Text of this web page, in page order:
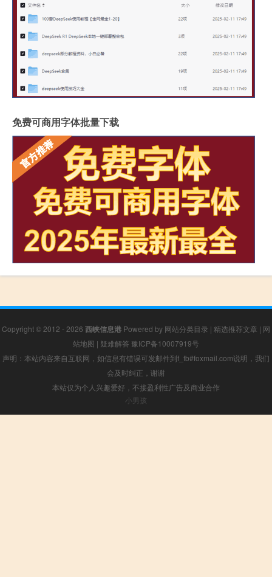
免费可商用字体批量下载
Copyright © 2012 - 2026 西峡信息港 Powered by 网站分类目录 | 精选推荐文章 | 网
站地图 | 疑难解答 豫ICP备10007919号
声明：本站内容来自互联网，如信息有错误可发邮件到f_fb#foxmail.com说明，我们
会及时纠正，谢谢
本站仅为个人兴趣爱好，不接盈利性广告及商业合作
小男孩